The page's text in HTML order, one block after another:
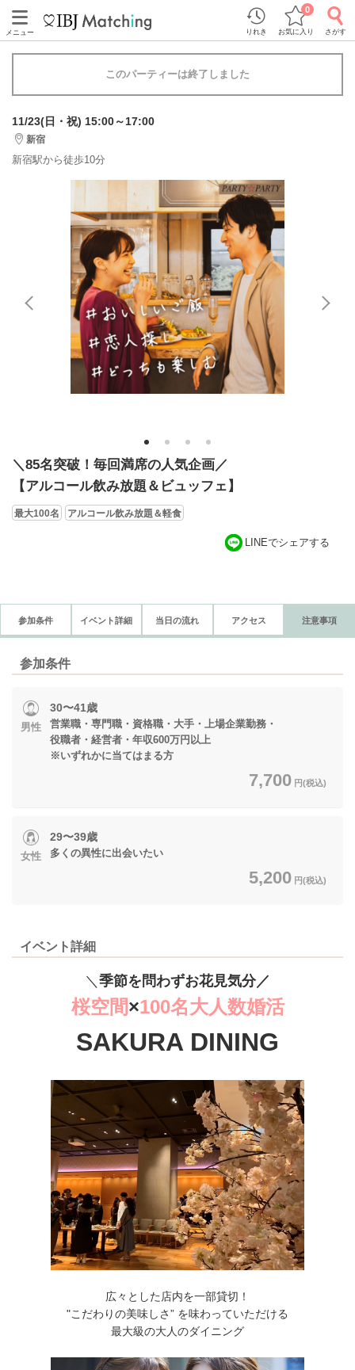
メニュー りれき お気に入り
0
さがす
このパーティーは終了しました
11/23(日・祝) 15:00～17:00
新宿
新宿駅から徒歩10分
1 2 3 4
＼85名突破！毎回満席の人気企画／
【アルコール飲み放題＆ビュッフェ】
最大100名 アルコール飲み放題＆軽食
LINEでシェアする
参加条件 イベント詳細 当日の流れ アクセス 注意事項
参加条件
男性
30〜41歳
営業職・専門職・資格職・大手・上場企業勤務・
役職者・経営者・年収600万円以上
※いずれかに当てはまる方
7,700 円(税込)
女性
29〜39歳
多くの異性に出会いたい
5,200 円(税込)
イベント詳細
＼ 季節を問わずお花見気分／
桜空間×100名大人数婚活
SAKURA DINING
広々とした店内を一部貸切！
"こだわりの美味しさ” を味わっていただける
最大級の大人のダイニング